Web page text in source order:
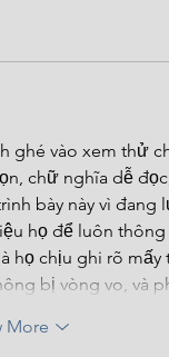
ghé vào xem thử
chữ nghĩa dễ
bày này vì
họ để luôn thông
họ chịu ghi rõ
bị vòng vo, và
More